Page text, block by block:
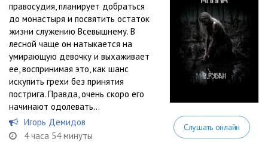
правосудия, планирует добраться
до монастыря и посвятить остаток
жизни служению Всевышнему. В
лесной чаще он натыкается на
умирающую девочку и выхаживает
ее, воспринимая это, как шанс
искупить грехи без принятия
пострига. Правда, очень скоро его
начинают одолевать...
Игорь Демидов
4 часа 54 минуты
Слушать онлайн